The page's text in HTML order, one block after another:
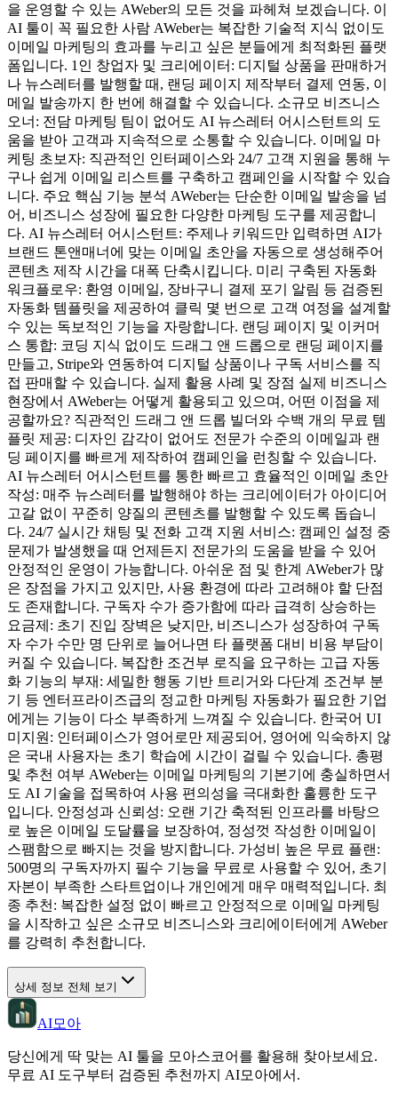
을 운영할 수 있는 AWeber의 모든 것을 파헤쳐 보겠습니다. 이
AI 툴이 꼭 필요한 사람 AWeber는 복잡한 기술적 지식 없이도
이메일 마케팅의 효과를 누리고 싶은 분들에게 최적화된 플랫
폼입니다. 1인 창업자 및 크리에이터: 디지털 상품을 판매하거
나 뉴스레터를 발행할 때, 랜딩 페이지 제작부터 결제 연동, 이
메일 발송까지 한 번에 해결할 수 있습니다. 소규모 비즈니스
오너: 전담 마케팅 팀이 없어도 AI 뉴스레터 어시스턴트의 도
움을 받아 고객과 지속적으로 소통할 수 있습니다. 이메일 마
케팅 초보자: 직관적인 인터페이스와 24/7 고객 지원을 통해 누
구나 쉽게 이메일 리스트를 구축하고 캠페인을 시작할 수 있습
니다. 주요 핵심 기능 분석 AWeber는 단순한 이메일 발송을 넘
어, 비즈니스 성장에 필요한 다양한 마케팅 도구를 제공합니
다. AI 뉴스레터 어시스턴트: 주제나 키워드만 입력하면 AI가
브랜드 톤앤매너에 맞는 이메일 초안을 자동으로 생성해주어
콘텐츠 제작 시간을 대폭 단축시킵니다. 미리 구축된 자동화
워크플로우: 환영 이메일, 장바구니 결제 포기 알림 등 검증된
자동화 템플릿을 제공하여 클릭 몇 번으로 고객 여정을 설계할
수 있는 독보적인 기능을 자랑합니다. 랜딩 페이지 및 이커머
스 통합: 코딩 지식 없이도 드래그 앤 드롭으로 랜딩 페이지를
만들고, Stripe와 연동하여 디지털 상품이나 구독 서비스를 직
접 판매할 수 있습니다. 실제 활용 사례 및 장점 실제 비즈니스
현장에서 AWeber는 어떻게 활용되고 있으며, 어떤 이점을 제
공할까요? 직관적인 드래그 앤 드롭 빌더와 수백 개의 무료 템
플릿 제공: 디자인 감각이 없어도 전문가 수준의 이메일과 랜
딩 페이지를 빠르게 제작하여 캠페인을 런칭할 수 있습니다.
AI 뉴스레터 어시스턴트를 통한 빠르고 효율적인 이메일 초안
작성: 매주 뉴스레터를 발행해야 하는 크리에이터가 아이디어
고갈 없이 꾸준히 양질의 콘텐츠를 발행할 수 있도록 돕습니
다. 24/7 실시간 채팅 및 전화 고객 지원 서비스: 캠페인 설정 중
문제가 발생했을 때 언제든지 전문가의 도움을 받을 수 있어
안정적인 운영이 가능합니다. 아쉬운 점 및 한계 AWeber가 많
은 장점을 가지고 있지만, 사용 환경에 따라 고려해야 할 단점
도 존재합니다. 구독자 수가 증가함에 따라 급격히 상승하는
요금제: 초기 진입 장벽은 낮지만, 비즈니스가 성장하여 구독
자 수가 수만 명 단위로 늘어나면 타 플랫폼 대비 비용 부담이
커질 수 있습니다. 복잡한 조건부 로직을 요구하는 고급 자동
화 기능의 부재: 세밀한 행동 기반 트리거와 다단계 조건부 분
기 등 엔터프라이즈급의 정교한 마케팅 자동화가 필요한 기업
에게는 기능이 다소 부족하게 느껴질 수 있습니다. 한국어 UI
미지원: 인터페이스가 영어로만 제공되어, 영어에 익숙하지 않
은 국내 사용자는 초기 학습에 시간이 걸릴 수 있습니다. 총평
및 추천 여부 AWeber는 이메일 마케팅의 기본기에 충실하면서
도 AI 기술을 접목하여 사용 편의성을 극대화한 훌륭한 도구
입니다. 안정성과 신뢰성: 오랜 기간 축적된 인프라를 바탕으
로 높은 이메일 도달률을 보장하여, 정성껏 작성한 이메일이
스팸함으로 빠지는 것을 방지합니다. 가성비 높은 무료 플랜:
500명의 구독자까지 필수 기능을 무료로 사용할 수 있어, 초기
자본이 부족한 스타트업이나 개인에게 매우 매력적입니다. 최
종 추천: 복잡한 설정 없이 빠르고 안정적으로 이메일 마케팅
을 시작하고 싶은 소규모 비즈니스와 크리에이터에게 AWeber
를 강력히 추천합니다.
상세 정보 전체 보기
AI모아
당신에게 딱 맞는 AI 툴을 모아스코어를 활용해 찾아보세요.
무료 AI 도구부터 검증된 추천까지 AI모아에서.